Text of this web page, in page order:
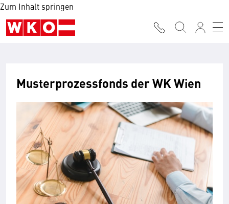
Zum Inhalt springen
Musterprozessfonds der WK Wien